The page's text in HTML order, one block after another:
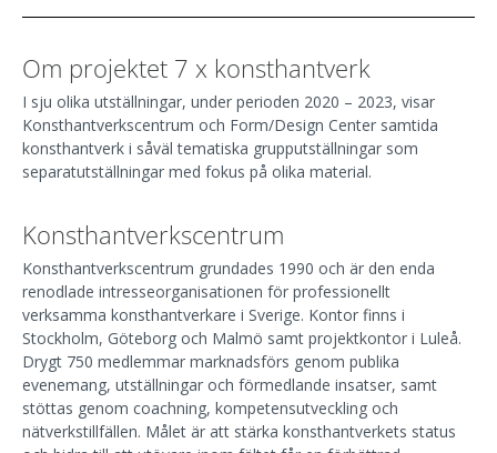
Om projektet 7 x konsthantverk
I sju olika utställningar, under perioden 2020 – 2023, visar
Konsthantverkscentrum och Form/Design Center samtida
konsthantverk i såväl tematiska grupputställningar som
separatutställningar med fokus på olika material.
Konsthantverkscentrum
Konsthantverkscentrum grundades 1990 och är den enda
renodlade intresseorganisationen för professionellt
verksamma konsthantverkare i Sverige. Kontor finns i
Stockholm, Göteborg och Malmö samt projektkontor i Luleå.
Drygt 750 medlemmar marknadsförs genom publika
evenemang, utställningar och förmedlande insatser, samt
stöttas genom coachning, kompetensutveckling och
nätverkstillfällen. Målet är att stärka konsthantverkets status